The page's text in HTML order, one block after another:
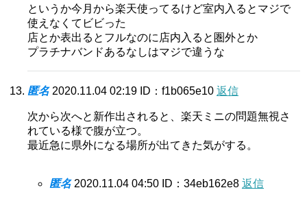
というか今月から楽天使ってるけど室内入るとマジで
使えなくてビビった
店とか表出るとフルなのに店内入ると圏外とか
プラチナバンドあるなしはマジで違うな
匿名 2020.11.04 02:19 ID：f1b065e10 返信
次から次へと新作出されると、楽天ミニの問題無視さ
れている様で腹が立つ。
最近急に県外になる場所が出てきた気がする。
匿名 2020.11.04 04:50 ID：34eb162e8 返信